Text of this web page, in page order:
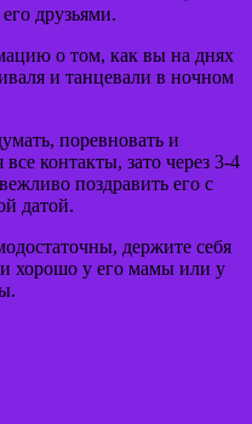
друзьями.
о том, как вы на днях
и танцевали в ночном
поревновать и
контакты, зато через 3-4
поздравить его с
датой.
держите себя
хорошо у его мамы или у